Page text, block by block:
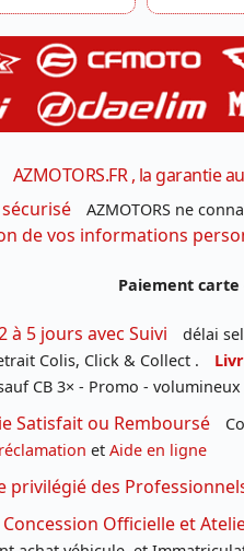
AZMOTORS.FR , la garantie
AZMOTORS ne
de vos informations
Paiement carte
à 5 jours avec Suivi
délai
Colis, Click & Collect .
CB 3× - Promo - volumineux
Satisfait ou Remboursé
et Aide en ligne
privilégié des
Officielle et